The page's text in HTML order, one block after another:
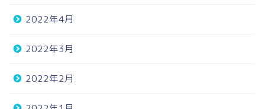
2022年4月
2022年3月
2022年2月